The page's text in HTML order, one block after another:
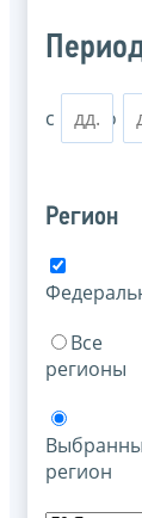
с по
Регион
Все
регионы
регион